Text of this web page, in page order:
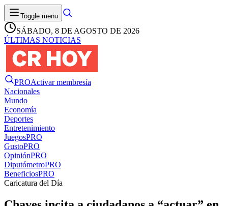
Toggle menu
SÁBADO, 8 DE AGOSTO DE 2026
ÚLTIMAS NOTICIAS
PROActivar membresía
Nacionales
Mundo
Economía
Deportes
Entretenimiento
JuegosPRO
GustoPRO
OpiniónPRO
DiputómetroPRO
BeneficiosPRO
Caricatura del Día